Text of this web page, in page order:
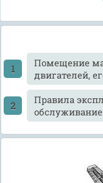
Помещение
двигателей,
Правила